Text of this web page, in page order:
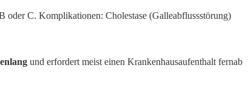
oder C. Komplikationen: Cholestase (Galleabflussstörung)
und erfordert meist einen Krankenhausaufenthalt fernab